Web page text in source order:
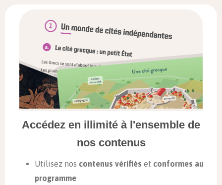
Accédez en illimité à l'ensemble de
nos contenus
Utilisez nos contenus vérifiés et conformes au
programme